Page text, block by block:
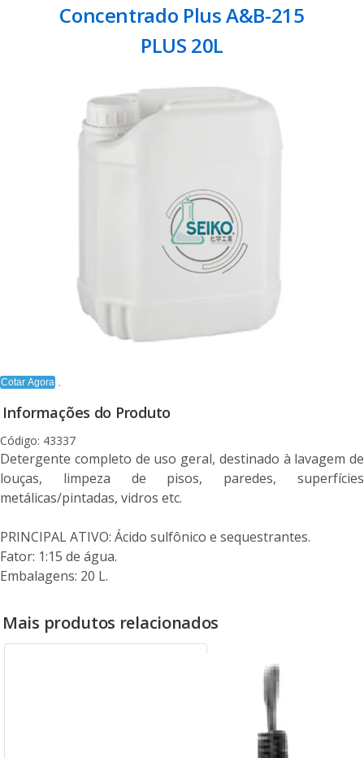
Concentrado Plus A&B-215
PLUS 20L
Cotar Agora
Informações do Produto
Código: 43337
Detergente completo de uso geral, destinado à lavagem de
louças, limpeza de pisos, paredes, superfícies
metálicas/pintadas, vidros etc.
PRINCIPAL ATIVO: Ácido sulfônico e sequestrantes.
Fator: 1:15 de água.
Embalagens: 20 L.
Mais produtos relacionados